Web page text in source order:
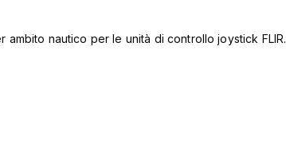
ambito nautico per le unità di controllo joystick FLIR.